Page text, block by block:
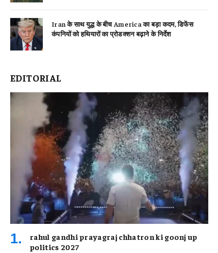
Iran के साथ युद्ध के बीच America का बड़ा कदम, डिफेंस
कंपनियों को हथियारों का प्रोडक्शन बढ़ाने के निर्देश
EDITORIAL
rahul gandhi prayagraj chhatron ki goonj up
politics 2027